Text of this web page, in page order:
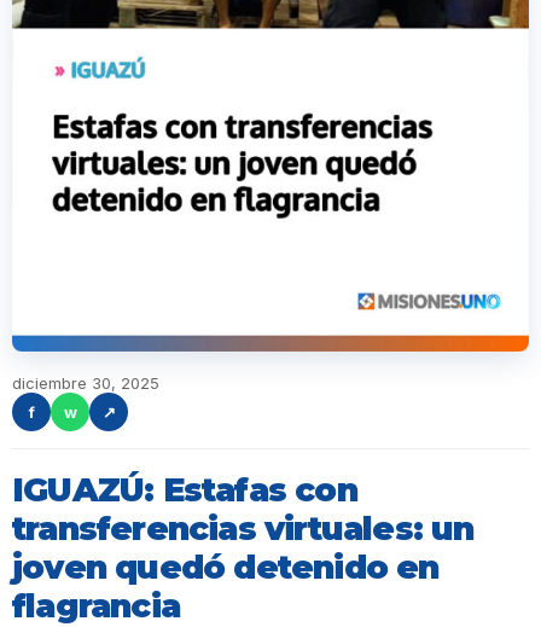
diciembre 30, 2025
f
w ↗
IGUAZÚ: Estafas con
transferencias virtuales: un
joven quedó detenido en
flagrancia